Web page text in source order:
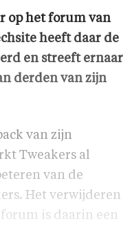
op het forum van
heeft daar de
en streeft ernaar
derden van zijn
van zijn
Tweakers al
van de
Het verwijderen
is daarin een